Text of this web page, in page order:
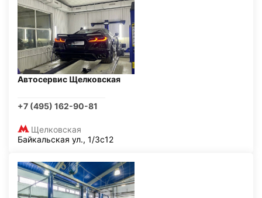
Автосервис Щелковская
+7 (495) 162-90-81
Щелковская
Байкальская ул., 1/3с12